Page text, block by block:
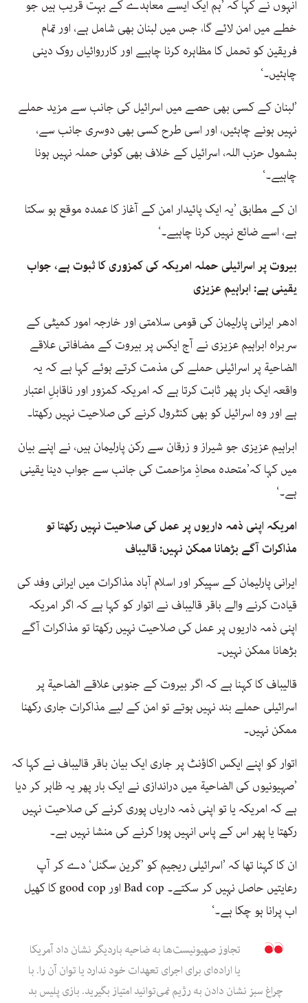
انہوں نے کہا کہ ’ہم ایک ایسے معاہدے کے بہت قریب ہیں جو
خطے میں امن لائے گا، جس میں لبنان بھی شامل ہے، اور تمام
فریقین کو تحمل کا مظاہرہ کرنا چاہیے اور کارروائیاں روک دینی
چاہئیں۔‘
’لبنان کے کسی بھی حصے میں اسرائیل کی جانب سے مزید حملے
نہیں ہونے چاہئیں، اور اسی طرح کسی بھی دوسری جانب سے،
بشمول حزب اللہ، اسرائیل کے خلاف بھی کوئی حملہ نہیں ہونا
چاہیے۔‘
ان کے مطابق ’یہ ایک پائیدار امن کے آغاز کا عمدہ موقع ہو سکتا
ہے، اسے ضائع نہیں کرنا چاہیے۔‘
بیروت پر اسرائیلی حملہ امریکہ کی کمزوری کا ثبوت ہے، جواب
یقینی ہے: ابراہیم عزیزی
ادھر ایرانی پارلیمان کی قومی سلامتی اور خارجہ امور کمیٹی کے
سربراہ ابراہیم عزیزی نے آج ایکس پر بیروت کے مضافاتی علاقے
الضاحية پر اسرائیلی حملے کی مذمت کرتے ہوئے کہا ہے کہ یہ
واقعہ ایک بار پھر ثابت کرتا ہے کہ امریکہ کمزور اور ناقابلِ اعتبار
ہے اور وہ اسرائیل کو بھی کنٹرول کرنے کی صلاحیت نہیں رکھتا۔
ابراہیم عزیزی جو شیراز و زرقان سے رکن پارلیمان ہیں، نے اپنے بیان
میں کہا کہ’متحدہ محاذِ مزاحمت کی جانب سے جواب دینا یقینی
ہے۔‘
امریکہ اپنی ذمہ داریوں پر عمل کی صلاحیت نہیں رکھتا تو
مذاکرات آگے بڑھانا ممکن نہیں: قالیباف
ایرانی پارلیمان کے سپیکر اور اسلام آباد مذاکرات میں ایرانی وفد کی
قیادت کرنے والے باقر قالیباف نے اتوار کو کہا ہے کہ اگر امریکہ
اپنی ذمہ داریوں پر عمل کی صلاحیت نہیں رکھتا تو مذاکرات آگے
بڑھانا ممکن نہیں۔
قالیباف کا کہنا ہے کہ اگر بیروت کے جنوبی علاقے الضاحية پر
اسرائیلی حملے بند نہیں ہوتے تو امن کے لیے مذاکرات جاری رکھنا
ممکن نہیں۔
اتوار کو اپنے ایکس اکاؤنٹ پر جاری ایک بیان باقر قالیباف نے کہا کہ
’صہیونیوں کی الضاحية میں دراندازی نے ایک بار پھر یہ ظاہر کر دیا
ہے کہ امریکہ یا تو اپنی ذمہ داریاں پوری کرنے کی صلاحیت نہیں
رکھتا یا پھر اس کے پاس انہیں پورا کرنے کی منشا نہیں ہے۔
ان کا کہنا تھا کہ ’اسرائیلی ریجیم کو ’گرین سگنل‘ دے کر آپ
رعایتیں حاصل نہیں کر سکتے۔ Bad cop اور good cop کا کھیل
اب پرانا ہو چکا ہے۔‘
تجاوز صهیونیست‌ها به ضاحیه باردیگر نشان داد آمریکا
یا اراده‌ای برای اجرای تعهدات خود ندارد یا توان آن را. با
چراغ سبز نشان دادن به رژیم نمی‌توانید امتیاز بگیرید. بازی پلیس بد